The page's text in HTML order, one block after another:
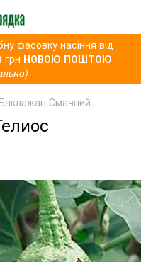
фасовку насіння від
грн НОВОЮ ПОШТОЮ
Баклажан Смачний